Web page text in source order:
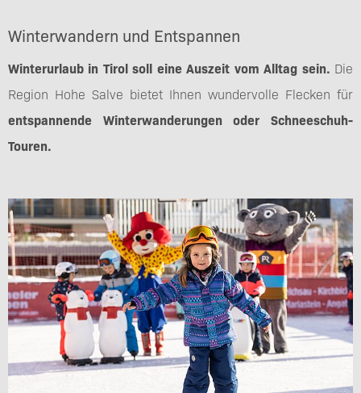
Winterwandern und Entspannen
Winterurlaub in Tirol soll eine Auszeit vom Alltag sein. Die
Region Hohe Salve bietet Ihnen wundervolle Flecken für
entspannende Winterwanderungen oder Schneeschuh-
Touren.